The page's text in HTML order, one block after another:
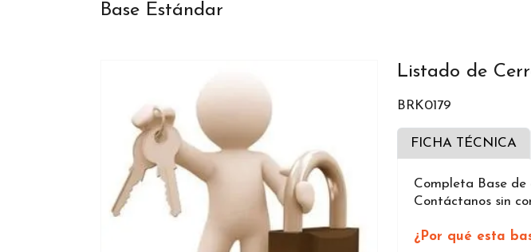
Base Estándar
Listado de
BRK0179
FICHA TÉCNICA
Completa Base
Contáctanos sin
¿Por qué esta